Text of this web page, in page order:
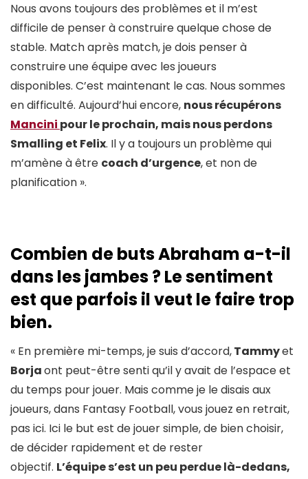
Nous avons toujours des problèmes et il m’est
difficile de penser à construire quelque chose de
stable. Match après match, je dois penser à
construire une équipe avec les joueurs
disponibles. C’est maintenant le cas. Nous sommes
en difficulté. Aujourd’hui encore, nous récupérons
Mancini pour le prochain, mais nous perdons
Smalling et Felix. Il y a toujours un problème qui
m’amène à être coach d’urgence, et non de
planification ».
Combien de buts Abraham a-t-il
dans les jambes ? Le sentiment
est que parfois il veut le faire trop
bien.
« En première mi-temps, je suis d’accord,Tammyet
Borjaont peut-être senti qu’il y avait de l’espace et
du temps pour jouer. Mais comme je le disais aux
joueurs, dans Fantasy Football, vous jouez en retrait,
pas ici. Ici le but est de jouer simple, de bien choisir,
de décider rapidement et de rester
objectif. L’équipe s’est un peu perdue là-dedans,